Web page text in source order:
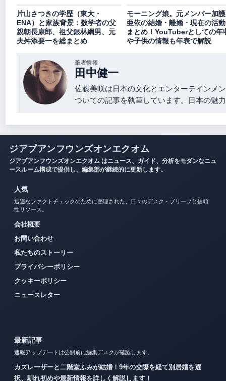
片山さつきの学歴（東大・
ENA）と家族背景：数学者の父
親朝長康郎、祖父銀林綱男、元
夫舛添要一を総まとめ
モーニング娘。元メンバー加護
亜依の結婚・離婚・現在の活動
まとめ！YouTuberとしての年
や子供の情報も年表で解説
筆者情報
田中健一
佐藤美咲は日本の文化とエンターテインメ
ついての記事を執筆しています。日本の魅
ジアプアンフウンズオンエクオム
ジアプアンフウンズオンエクオム はニュース、ガイド、分析をモダンなニュ
ースルーム構成で提供し、編集部が継続的に更新します。
人気
迅速なファクトチェックのために整理された、日々のデスク・ブリーフと信頼
性リソース。
会社概要
お問い合わせ
私たちのストーリー
プライバシーポリシー
クッキーポリシー
ニュースレター
最新記事
速報アップデートは公開前に編集デスクが確認します。
カズレーザーと二階堂ふみが結婚！9年の交際を経て別居婚を選
択、馴れ初めや最新情報を詳しく解説します！